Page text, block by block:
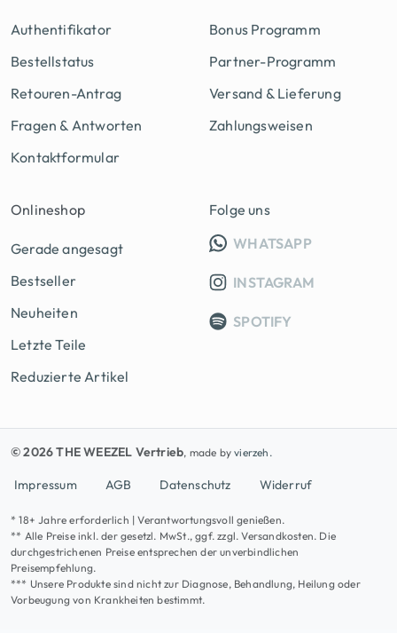
Authentifikator
Bestellstatus
Retouren-Antrag
Fragen & Antworten
Kontaktformular
Bonus Programm
Partner-Programm
Versand & Lieferung
Zahlungsweisen
Onlineshop
Gerade angesagt
Bestseller
Neuheiten
Letzte Teile
Reduzierte Artikel
Folge uns
WHATSAPPINFO
INSTAGRAM
SPOTIFY
© 2026 THE WEEZEL Vertrieb, made byvierzeh.
Impressum AGB Datenschutz Widerruf
* 18+ Jahre erforderlich | Verantwortungsvoll genießen.
** Alle Preise inkl. der gesetzl. MwSt., ggf. zzgl. Versandkosten. Die
durchgestrichenen Preise entsprechen der unverbindlichen
Preisempfehlung.
*** Unsere Produkte sind nicht zur Diagnose, Behandlung, Heilung oder
Vorbeugung von Krankheiten bestimmt.